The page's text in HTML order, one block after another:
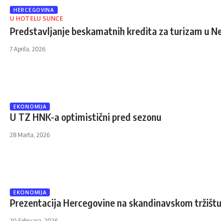
HERCEGOVINA
U HOTELU SUNCE
Predstavljanje beskamatnih kredita za turizam u
7 Aprila, 2026
EKONOMIJA
U TZ HNK-a optimistični pred sezonu
28 Marta, 2026
EKONOMIJA
Prezentacija Hercegovine na skandinavskom tržištu